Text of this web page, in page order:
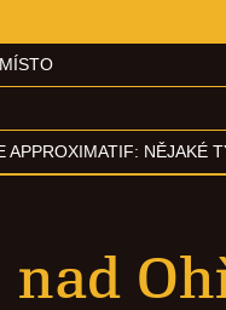
APPROXIMATIF: NĚJAKÉ
nad